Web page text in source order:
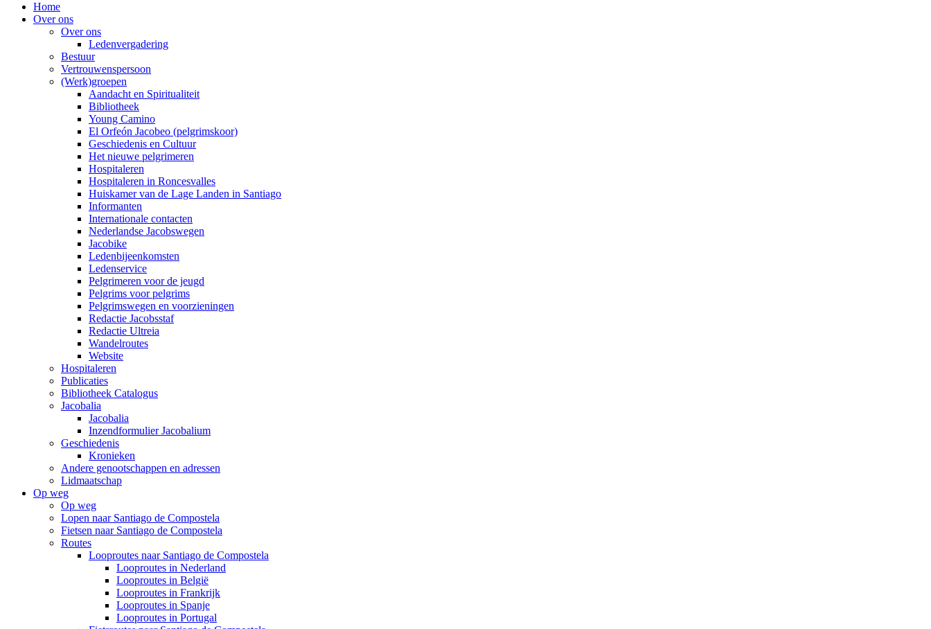
Home
Over ons
Over ons
Ledenvergadering
Bestuur
Vertrouwenspersoon
(Werk)groepen
Aandacht en Spiritualiteit
Bibliotheek
Young Camino
El Orfeón Jacobeo (pelgrimskoor)
Geschiedenis en Cultuur
Het nieuwe pelgrimeren
Hospitaleren
Hospitaleren in Roncesvalles
Huiskamer van de Lage Landen in Santiago
Informanten
Internationale contacten
Nederlandse Jacobswegen
Jacobike
Ledenbijeenkomsten
Ledenservice
Pelgrimeren voor de jeugd
Pelgrims voor pelgrims
Pelgrimswegen en voorzieningen
Redactie Jacobsstaf
Redactie Ultreia
Wandelroutes
Website
Hospitaleren
Publicaties
Bibliotheek Catalogus
Jacobalia
Jacobalia
Inzendformulier Jacobalium
Geschiedenis
Kronieken
Andere genootschappen en adressen
Lidmaatschap
Op weg
Op weg
Lopen naar Santiago de Compostela
Fietsen naar Santiago de Compostela
Routes
Looproutes naar Santiago de Compostela
Looproutes in Nederland
Looproutes in België
Looproutes in Frankrijk
Looproutes in Spanje
Looproutes in Portugal